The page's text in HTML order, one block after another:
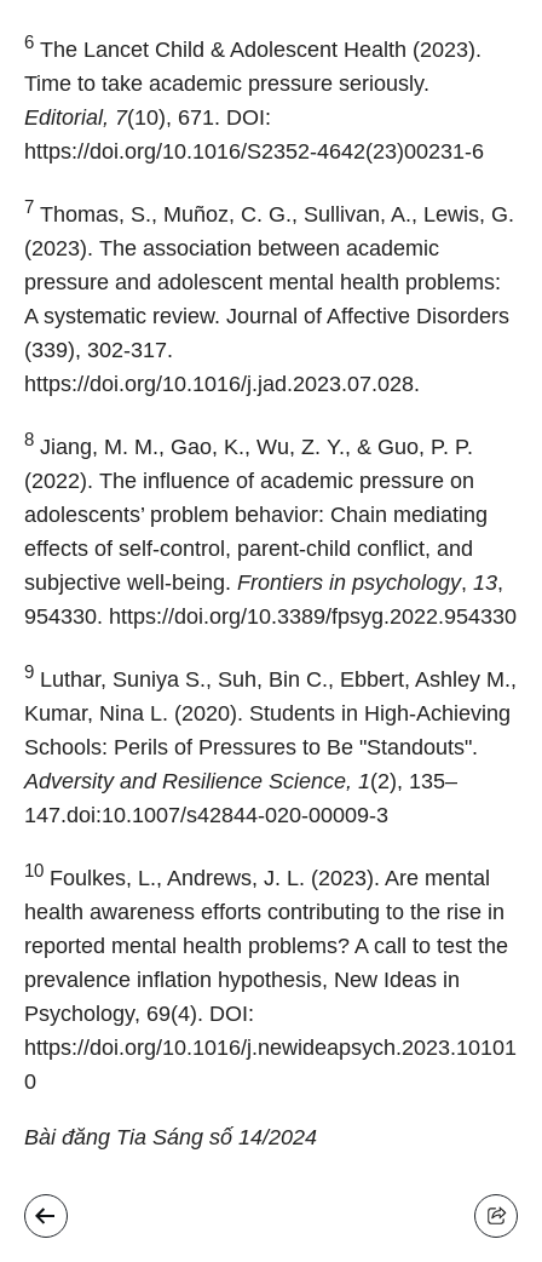
6 The Lancet Child & Adolescent Health (2023).
Time to take academic pressure seriously.
Editorial, 7(10), 671. DOI:
https://doi.org/10.1016/S2352-4642(23)00231-6
7 Thomas, S., Muñoz, C. G., Sullivan, A., Lewis, G.
(2023). The association between academic
pressure and adolescent mental health problems:
A systematic review. Journal of Affective Disorders
(339), 302-317.
https://doi.org/10.1016/j.jad.2023.07.028.
8 Jiang, M. M., Gao, K., Wu, Z. Y., & Guo, P. P.
(2022). The influence of academic pressure on
adolescents’ problem behavior: Chain mediating
effects of self-control, parent-child conflict, and
subjective well-being. Frontiers in psychology, 13,
954330. https://doi.org/10.3389/fpsyg.2022.954330
9 Luthar, Suniya S., Suh, Bin C., Ebbert, Ashley M.,
Kumar, Nina L. (2020). Students in High-Achieving
Schools: Perils of Pressures to Be "Standouts".
Adversity and Resilience Science, 1(2), 135–
147.doi:10.1007/s42844-020-00009-3
10 Foulkes, L., Andrews, J. L. (2023). Are mental
health awareness efforts contributing to the rise in
reported mental health problems? A call to test the
prevalence inflation hypothesis, New Ideas in
Psychology, 69(4). DOI:
https://doi.org/10.1016/j.newideapsych.2023.10101
0
Bài đăng Tia Sáng số 14/2024